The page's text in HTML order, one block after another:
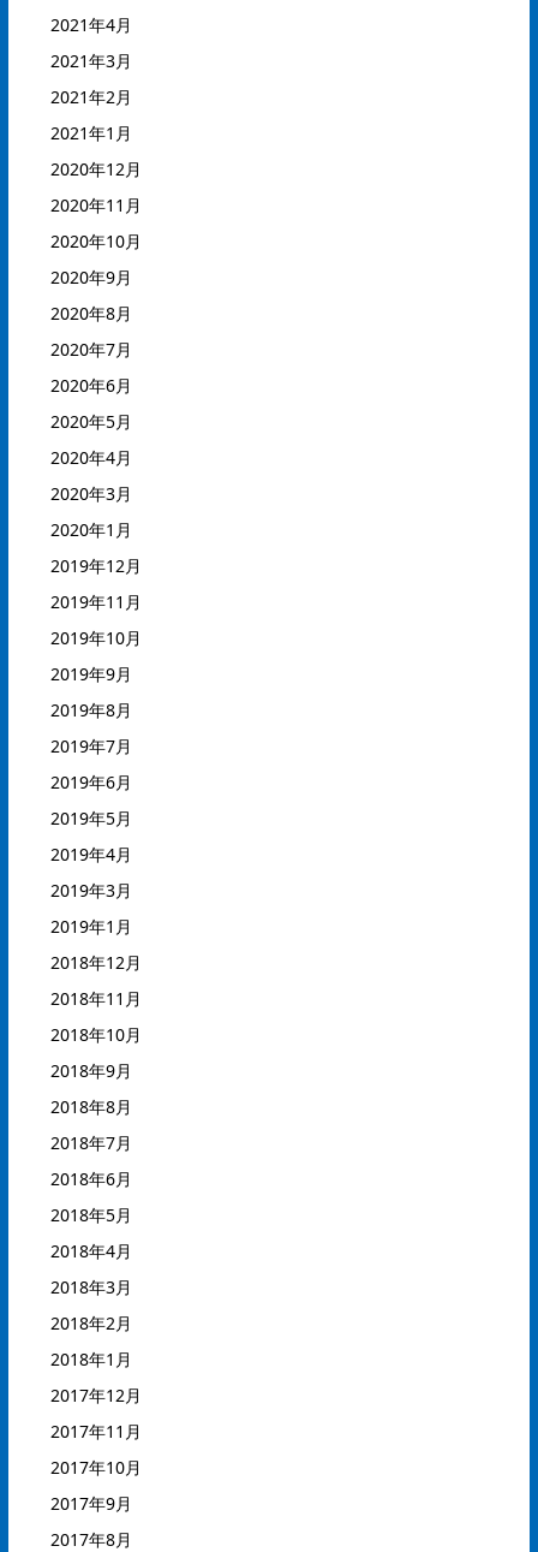
2021年4月
2021年3月
2021年2月
2021年1月
2020年12月
2020年11月
2020年10月
2020年9月
2020年8月
2020年7月
2020年6月
2020年5月
2020年4月
2020年3月
2020年1月
2019年12月
2019年11月
2019年10月
2019年9月
2019年8月
2019年7月
2019年6月
2019年5月
2019年4月
2019年3月
2019年1月
2018年12月
2018年11月
2018年10月
2018年9月
2018年8月
2018年7月
2018年6月
2018年5月
2018年4月
2018年3月
2018年2月
2018年1月
2017年12月
2017年11月
2017年10月
2017年9月
2017年8月